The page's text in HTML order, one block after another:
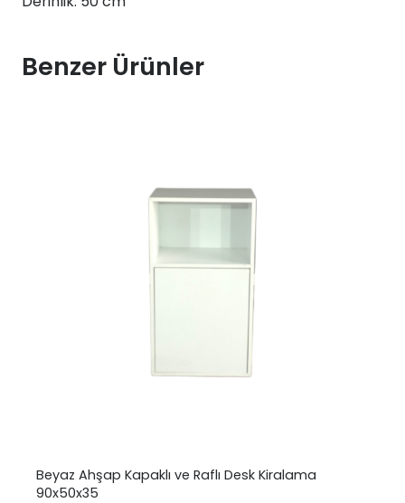
Benzer Ürünler
Beyaz Ahşap Kapaklı ve Raflı Desk Kiralama
90x50x35